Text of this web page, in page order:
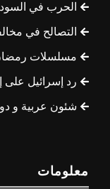
الحرب في
التصالح في
مسلسلات رمضان
رد إسرائيل على
شئون عربية و
معلومات